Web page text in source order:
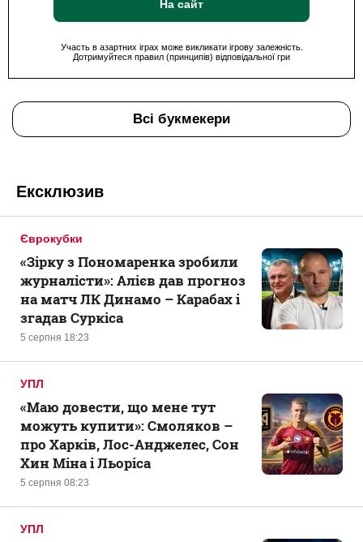
На сайт
Участь в азартних іграх може викликати ігрову залежність.
Дотримуйтеся правил (принципів) відповідальної гри
Всі букмекери
Ексклюзив
Єврокубки
5 серпня 18:23
«Зірку з Пономаренка зробили
журналісти»: Алієв дав прогноз
на матч ЛК Динамо – Карабах і
згадав Суркіса
УПЛ
5 серпня 08:23
«Маю довести, що мене тут
можуть купити»: Смоляков –
про Харків, Лос-Анджелес, Сон
Хин Міна і Льоріса
УПЛ